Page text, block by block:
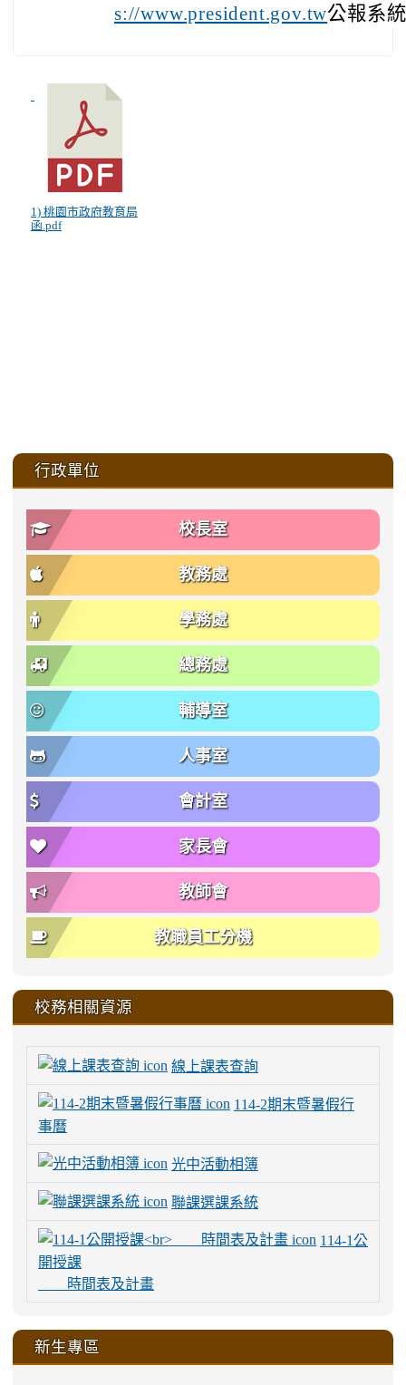
s://www.president.gov.tw公報系
1) 桃園市政府教育局
函.pdf
::: 行政單位
校長室
教務處
學務處
總務處
輔導室
人事室
會計室
家長會
教師會
教職員工分機
校務相關資源
線上課表查詢
114-2期末暨暑假行
事曆
光中活動相簿
聯課選課系統
114-1公
開授課
時間表及計畫
新生專區